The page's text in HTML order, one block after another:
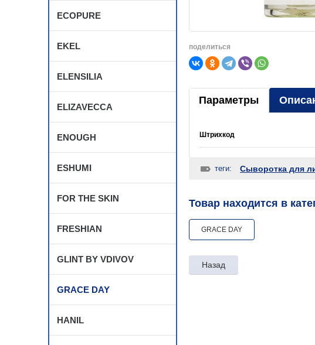
поделиться
Параметры
Штрихкод
теги: Сыворотка для
Товар находится в
GRACE DAY
Назад
ECOPURE
EKEL
ELENSILIA
ELIZAVECCA
ENOUGH
ESHUMI
FOR THE SKIN
FRESHIAN
GLINT BY VDIVOV
GRACE DAY
HANIL